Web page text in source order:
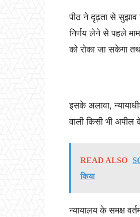
पीठ ने दृढ़ता से सुझाव
निर्णय लेने से पहले
को रोका जा सकेगा
इसके अलावा,
वाली किसी भी
READ ALSO
किया
न्यायालय के समक्ष